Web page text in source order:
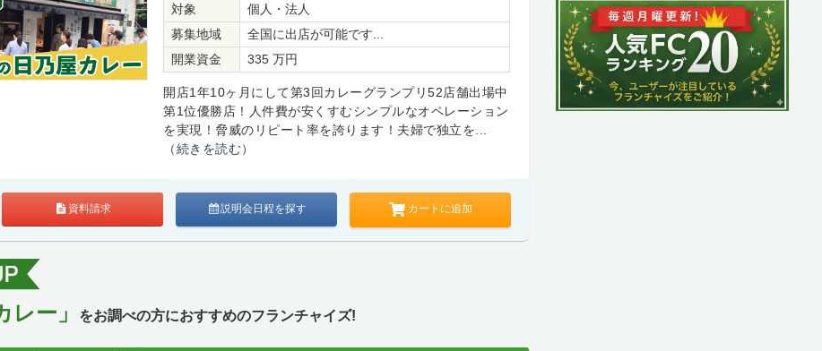
対象
個人・法人
募集地域
全国に出店が可能です...
開業資金
335 万円
開店1年10ヶ月にして第3回カレーグランプリ52店舗出場中
第1位優勝店！人件費が安くすむシンプルなオペレーション
を実現！脅威のリピート率を誇ります！夫婦で独立を...
（続きを読む）
資料請求 説明会日程を探す カートに追加
レー」 をお調べの方におすすめのフランチャイズ!